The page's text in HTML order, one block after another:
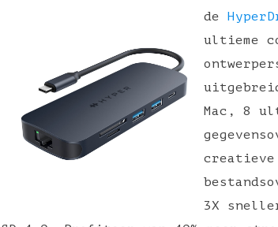
de
ultieme
Mac, 8
3X